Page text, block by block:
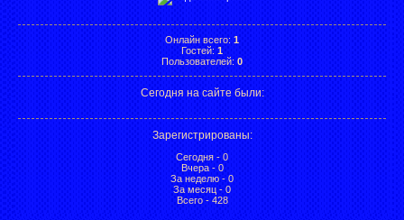
Онлайн всего: 1
Гостей: 1
Пользователей: 0
Сегодня на сайте были:
Зарегистрированы:
Сегодня - 0
Вчера - 0
За неделю - 0
За месяц - 0
Всего - 428